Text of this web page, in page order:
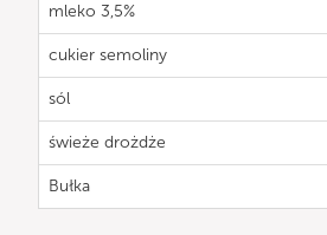
mleko 3,5%
cukier semoliny
sól
świeże drożdże
Bułka